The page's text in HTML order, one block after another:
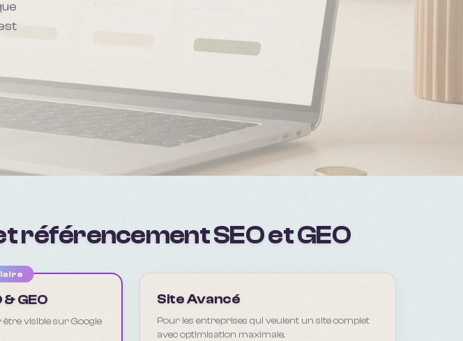
référencement SEO et GEO
GEO
visible sur Google
Site Avancé
Pour les entreprises qui veulent un site complet
avec optimisation maximale.